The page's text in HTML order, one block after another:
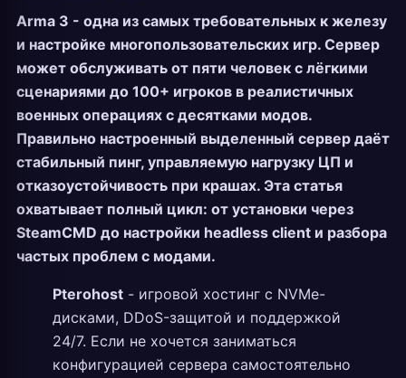
Arma 3 - одна из самых требовательных к железу
и настройке многопользовательских игр. Сервер
может обслуживать от пяти человек с лёгкими
сценариями до 100+ игроков в реалистичных
военных операциях с десятками модов.
Правильно настроенный выделенный сервер даёт
стабильный пинг, управляемую нагрузку ЦП и
отказоустойчивость при крашах. Эта статья
охватывает полный цикл: от установки через
SteamCMD до настройки headless client и разбора
частых проблем с модами.
Pterohost - игровой хостинг с NVMe-
дисками, DDoS-защитой и поддержкой
24/7. Если не хочется заниматься
конфигурацией сервера самостоятельно